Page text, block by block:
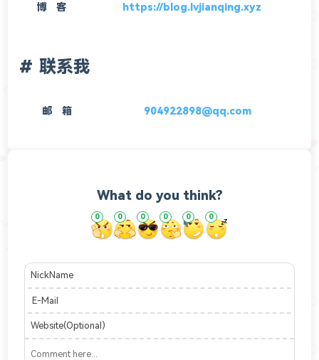
博 客 https://blog.lvjianqing.xyz
联系我
邮 箱 904922898@qq.com
What do you think?
0 0 0 0 0 0
NickName
E-Mail
Website(Optional)